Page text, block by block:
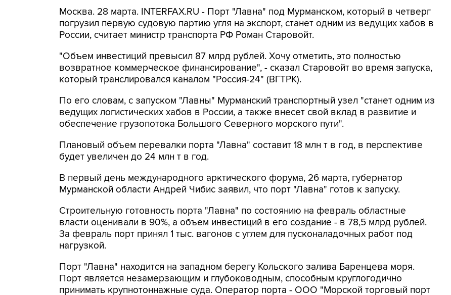
Москва. 28 марта. INTERFAX.RU - Порт "Лавна" под Мурманском, который в четверг
погрузил первую судовую партию угля на экспорт, станет одним из ведущих хабов в
России, считает министр транспорта РФ Роман Старовойт.
"Объем инвестиций превысил 87 млрд рублей. Хочу отметить, это полностью
возвратное коммерческое финансирование", - сказал Старовойт во время запуска,
который транслировался каналом "Россия-24" (ВГТРК).
По его словам, с запуском "Лавны" Мурманский транспортный узел "станет одним из
ведущих логистических хабов в России, а также внесет свой вклад в развитие и
обеспечение грузопотока Большого Северного морского пути".
Плановый объем перевалки порта "Лавна" составит 18 млн т в год, в перспективе
будет увеличен до 24 млн т в год.
В первый день международного арктического форума, 26 марта, губернатор
Мурманской области Андрей Чибис заявил, что порт "Лавна" готов к запуску.
Строительную готовность порта "Лавна" по состоянию на февраль областные
власти оценивали в 90%, а объем инвестиций в его создание - в 78,5 млрд рублей.
За февраль порт принял 1 тыс. вагонов с углем для пусконаладочных работ под
нагрузкой.
Порт "Лавна" находится на западном берегу Кольского залива Баренцева моря.
Порт является незамерзающим и глубоководным, способным круглогодично
принимать крупнотоннажные суда. Оператор порта - ООО "Морской торговый порт